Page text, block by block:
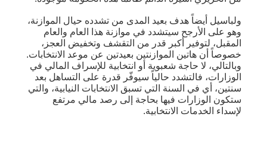
ولباسيل أيضاً هدف بعيد المدى من تشدده حيال الموازنة،
وهو على الأرجح سيتشدد في موازنة هذا العام والعام
المقبل، لتوفير أكبر قدر من التقشف وتخفيض العجز،
خصوصاً أن هاتين الموازنتين بعيدتين عن موعد الانتخابات.
وبالتالي، لا حاجة شعبوية أو انتخابية للإسراف المالي في
الوزارات، فالتشدد حالياً سيوفّر قدرة على التساهل بعد
سنتين، أي في السنة التي تسبق الانتخابات النيابية، والتي
ستكون الوزارات فيها بحاجة إلى رصد مالي مرتفع
لإسداء الخدمات الانتخابية.